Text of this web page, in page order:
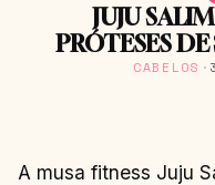
JUJU
PRÓTESES
CABELOS ·
A musa fitness Juju